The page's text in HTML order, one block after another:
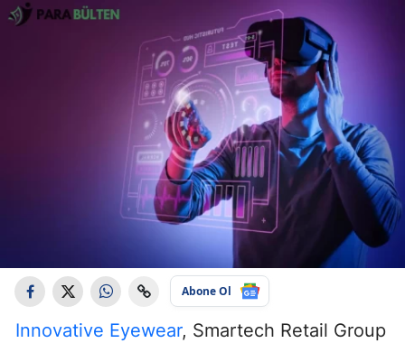
Abone Ol
Innovative Eyewear, Smartech Retail Group